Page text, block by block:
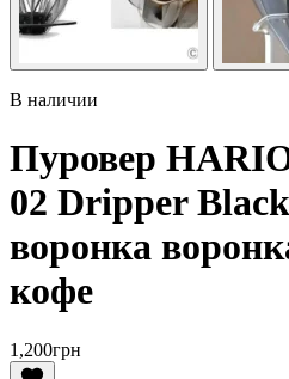
В наличии
Пуровер
02 Dripper
воронка
кофе
1,200грн